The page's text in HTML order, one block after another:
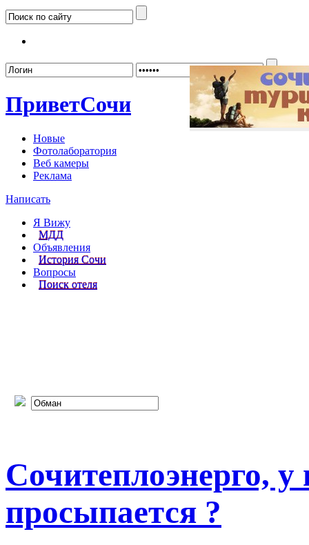
ПриветСочи
Новые
Фотолаборатория
Веб камеры
Реклама
Написать
Я Вижу
МДД
Объявления
История Сочи
Вопросы
Поиск отеля
Сочитеплоэнерго, у
просыпается ?